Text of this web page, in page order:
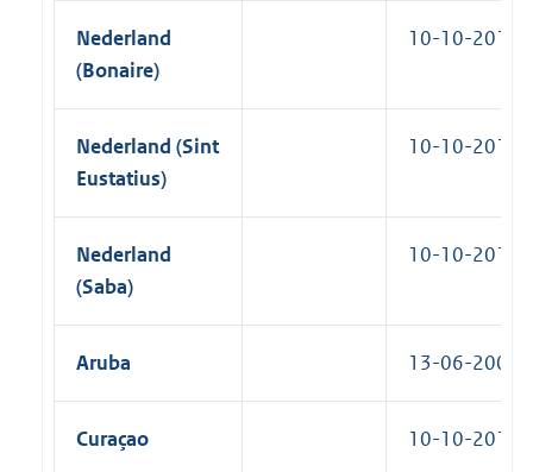
Nederland
(Bonaire)
10-10-2010
Nederland (Sint
Eustatius)
10-10-2010
Nederland
(Saba)
10-10-2010
Aruba 13-06-2007
Curaçao 10-10-2010